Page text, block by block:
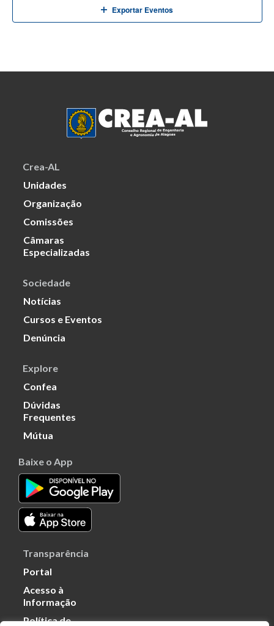
Exportar Eventos
Crea-AL
Unidades
Organização
Comissões
Câmaras
Especializadas
Sociedade
Notícias
Cursos e Eventos
Denúncia
Explore
Confea
Dúvidas
Frequentes
Mútua
Baixe o App
Transparência
Portal
Acesso à
Informação
Política de